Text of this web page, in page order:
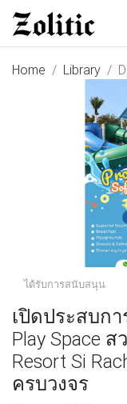
Home Library
ได้รับการสนับสนุน
เปิดประสบก
Play Space
Resort Si
ครบวงจร